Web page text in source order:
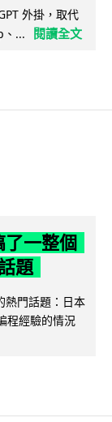
外掛，取代
、...
閱讀全文
了一整個
題
熱門話題：日本
程經驗的情況